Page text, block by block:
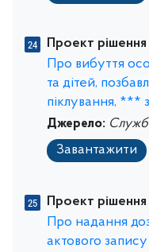
Проект
Про вибуття
та дітей,
піклування, ***
Джерело:
Завантажити
Проект
Про надання
актового